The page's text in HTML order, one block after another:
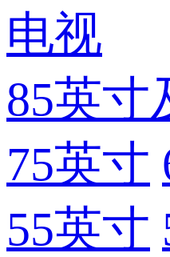
电视
85英寸
75英寸
55英寸